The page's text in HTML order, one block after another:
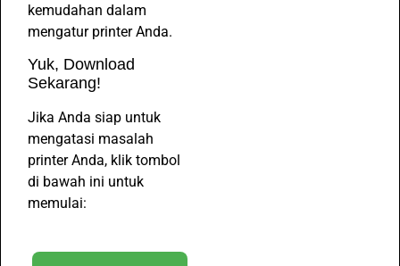
kemudahan dalam
mengatur printer Anda.
Yuk, Download
Sekarang!
Jika Anda siap untuk
mengatasi masalah
printer Anda, klik tombol
di bawah ini untuk
memulai: